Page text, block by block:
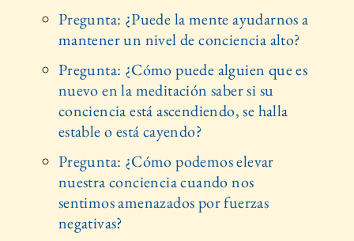
Pregunta: ¿Puede la mente ayudarnos a
mantener un nivel de conciencia alto?
Pregunta: ¿Cómo puede alguien que es
nuevo en la meditación saber si su
conciencia está ascendiendo, se halla
estable o está cayendo?
Pregunta: ¿Cómo podemos elevar
nuestra conciencia cuando nos
sentimos amenazados por fuerzas
negativas?